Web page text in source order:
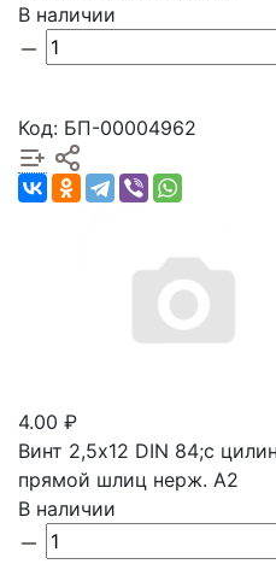
В наличии
Код: БП-00004962
4.00 ₽
Винт 2,5х12 DIN 84;с
прямой шлиц нерж. А2
В наличии